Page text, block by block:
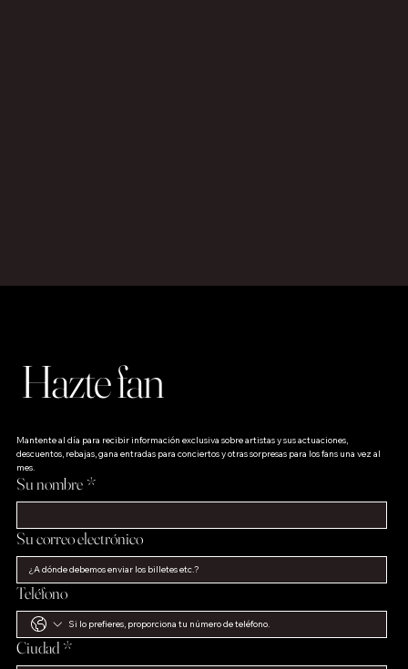
Hazte fan
Mantente al día para recibir información exclusiva sobre artistas y sus actuaciones,
descuentos, rebajas, gana entradas para conciertos y otras sorpresas para los fans una vez al
mes.
Su nombre *
Su correo electrónico
Teléfono
Ciudad *